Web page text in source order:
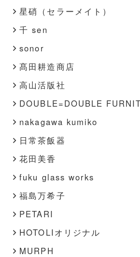
星硝（セラーメイト）
千 sen
sonor
髙田耕造商店
高山活版社
DOUBLE=DOUBLE
nakagawa kumiko
日常茶飯器
花田美香
fuku glass works
福島万希子
PETARI
HOTOLIオリジナル
MURPH